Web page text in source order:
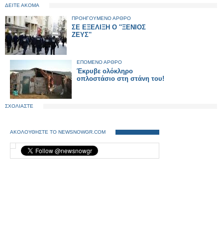
ΔΕΙΤΕ ΑΚΟΜΑ
ΠΡΟΗΓΟΥΜΕΝΟ ΑΡΘΡΟ
ΣΕ ΕΞΕΛΙΞΗ Ο ''ΞΕΝΙΟΣ
ΖΕΥΣ''
ΕΠΟΜΕΝΟ ΑΡΘΡΟ
Έκρυβε ολόκληρο
οπλοστάσιο στη στάνη του!
ΣΧΟΛΙΑΣΤΕ
ΑΚΟΛΟΥΘΗΣΤΕ ΤΟ NEWSNOWGR.COM